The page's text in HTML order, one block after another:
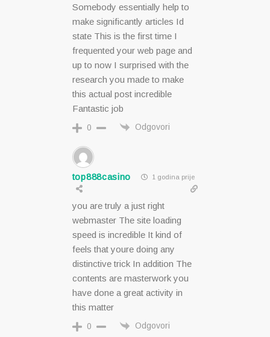
Somebody essentially help to
make significantly articles Id
state This is the first time I
frequented your web page and
up to now I surprised with the
research you made to make
this actual post incredible
Fantastic job
0 Odgovori
top888casino 1 godina prije
you are truly a just right
webmaster The site loading
speed is incredible It kind of
feels that youre doing any
distinctive trick In addition The
contents are masterwork you
have done a great activity in
this matter
0 Odgovori